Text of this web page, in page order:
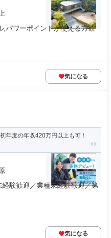
,パワーポイントが使える方歓
気になる
年度の年収420万円以上も可！
験歓迎／業種未経験歓迎／第
気になる